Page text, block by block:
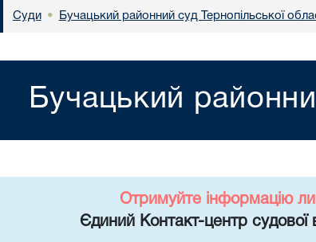
Суди • Бучацький районний суд Тернопільської
Бучацький
Отримуйте інформацію
Єдиний Контакт-центр